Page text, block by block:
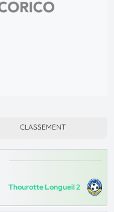
CLASSEMENT
Thourotte Longueil 2